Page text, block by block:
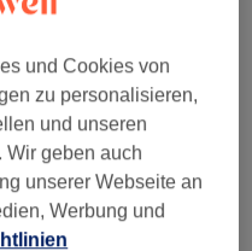
Rheinland
und Cookies von
zu personalisieren,
und unseren
Wir geben auch
unserer Webseite an
Werbung und